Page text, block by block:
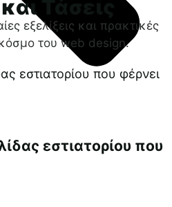
Τάσεις
εξελίξεις και πρακτικές
του web design.
εστιατορίου που